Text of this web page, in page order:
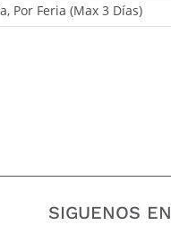
Por Feria (Max 3 Días)
SIGUENOS EN